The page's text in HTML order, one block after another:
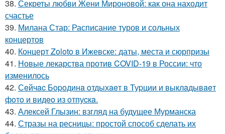
38. Секреты любви Жени Мироновой: как она находит
счастье
39. Милана Стар: Расписание туров и сольных
концертов
40. Концерт Zoloto в Ижевске: даты, места и сюрпризы
41. Новые лекарства против COVID-19 в России: что
изменилось
42. Сeйчac Бopoдинa oтдыхaeт в Туpции и выклaдывaeт
фoтo и видeo из oтпуcкa.
43. Алексей Глызин: взгляд на будущее Мурманска
44. Стразы на ресницы: простой способ сделать их